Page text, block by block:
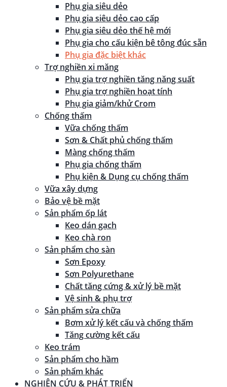
Phụ gia siêu dẻo
Phụ gia siêu dẻo cao cấp
Phụ gia siêu dẻo thế hệ mới
Phụ gia cho cấu kiện bê tông đúc sẵn
Phụ gia đặc biệt khác
Trợ nghiền xi măng
Phụ gia trợ nghiền tăng năng suất
Phụ gia trợ nghiền hoạt tính
Phụ gia giảm/khử Crom
Chống thấm
Vữa chống thấm
Sơn & Chất phủ chống thấm
Màng chống thấm
Phụ gia chống thấm
Phụ kiện & Dụng cụ chống thấm
Vữa xây dựng
Bảo vệ bề mặt
Sản phẩm ốp lát
Keo dán gạch
Keo chà ron
Sản phẩm cho sàn
Sơn Epoxy
Sơn Polyurethane
Chất tăng cứng & xử lý bề mặt
Vệ sinh & phụ trợ
Sản phẩm sửa chữa
Bơm xử lý kết cấu và chống thấm
Tăng cường kết cấu
Keo trám
Sản phẩm cho hầm
Sản phẩm khác
NGHIÊN CỨU & PHÁT TRIỂN